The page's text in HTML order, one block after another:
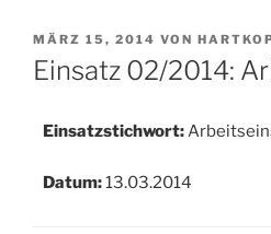
VERÖFFENTLICHT
AM
MÄRZ 15, 2014 VON
Einsatz 02/2014:
Einsatzstichwort:
Datum:13.03.2014